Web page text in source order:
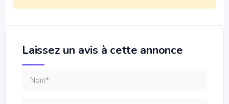
Laissez un avis à cette annonce